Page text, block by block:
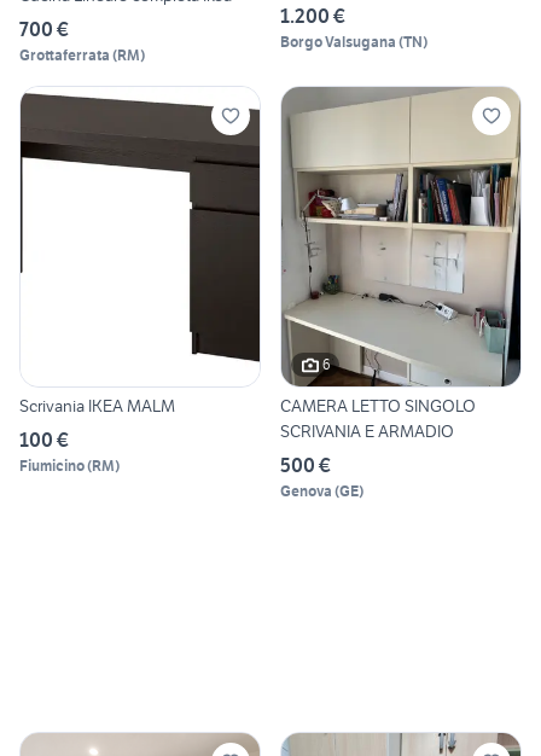
700 €
Grottaferrata (RM)
1.200 €
Borgo Valsugana (TN)
Scrivania IKEA MALM
100 €
Fiumicino(RM)
6
CAMERA LETTO SINGOLO
SCRIVANIA E ARMADIO
500 €
Genova (GE)